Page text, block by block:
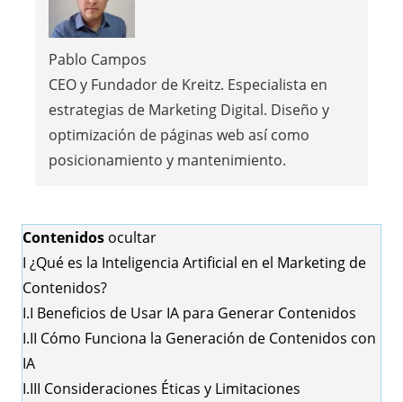
Pablo Campos
CEO y Fundador de Kreitz. Especialista en
estrategias de Marketing Digital. Diseño y
optimización de páginas web así como
posicionamiento y mantenimiento.
Contenidos ocultar
I ¿Qué es la Inteligencia Artificial en el Marketing de
Contenidos?
I.I Beneficios de Usar IA para Generar Contenidos
I.II Cómo Funciona la Generación de Contenidos con
IA
I.III Consideraciones Éticas y Limitaciones